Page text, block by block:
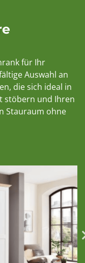
für Ihr
Auswahl an
die sich ideal in
stöbern und Ihren
Stauraum ohne